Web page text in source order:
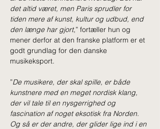
det altid været, men Paris sprudler for
tiden mere af kunst, kultur og udbud, end
den længe har gjort,” fortæller hun og
mener derfor at den franske platform er et
godt grundlag for den danske
musikeksport.
”De musikere, der skal spille, er både
kunstnere med en meget nordisk klang,
der vil tale til en nysgerrighed og
fascination af noget eksotisk fra Norden.
Og så er der andre, der glider lige ind i en